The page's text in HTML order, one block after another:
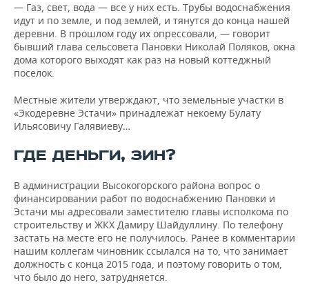
— Газ, свет, вода — все у них есть. Трубы водоснабжения
идут и по земле, и под землей, и тянутся до конца нашей
деревни. В прошлом году их опрессовали, — говорит
бывший глава сельсовета Пановки Николай Поляков, окна
дома которого выходят как раз на новый коттеджный
поселок.
Местные жители утверждают, что земельные участки в
«Экодеревне Эстачи» принадлежат некоему Булату
Ильясовичу Галявиеву…
ГДЕ ДЕНЬГИ, ЗИН?
В администрации Высокогорского района вопрос о
финансировании работ по водоснабжению Пановки и
Эстачи мы адресовали заместителю главы исполкома по
строительству и ЖКХ Дамиру Шайдуллину. По телефону
застать на месте его не получилось. Ранее в комментарии
нашим коллегам чиновник ссылался на то, что занимает
должность с конца 2015 года, и поэтому говорить о том,
что было до него, затрудняется.